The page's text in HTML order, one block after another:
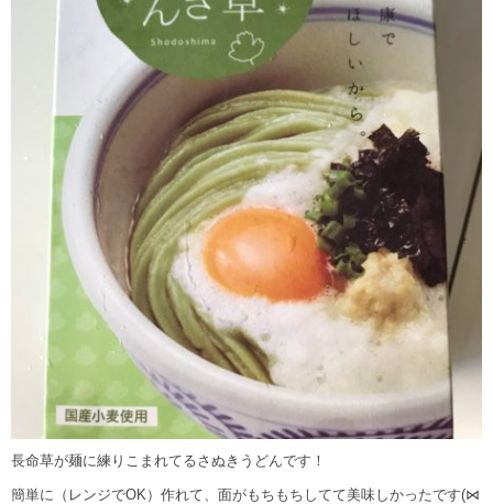
長命草が麺に練りこまれてるさぬきうどんです！
簡単に（レンジでOK）作れて、面がもちもちしてて美味しかったです(⋈